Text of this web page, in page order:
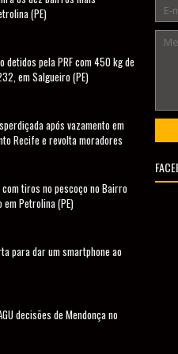
(PE)
detidos pela PRF com 450 kg de
em Salgueiro (PE)
após vazamento em
Recife e revolta moradores
tiros no pescoço no Bairro
em Petrolina (PE)
para dar um smartphone ao
decisões de Mendonça no